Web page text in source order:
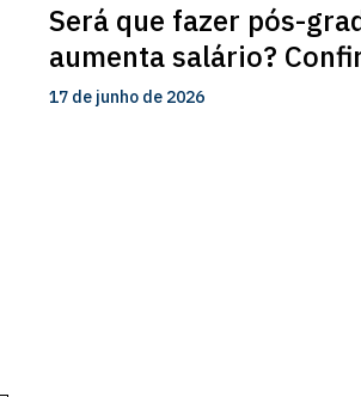
Será que fazer pós-
aumenta salário?
17 de junho de 2026